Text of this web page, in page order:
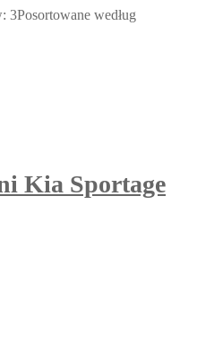
3Posortowane według
Kia Sportage